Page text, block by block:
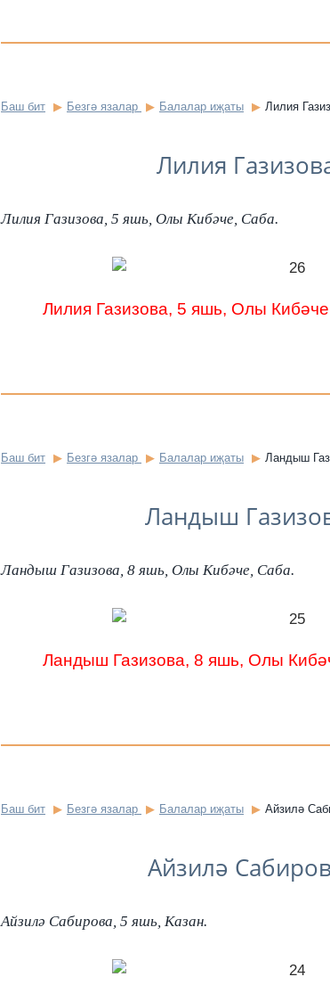
Баш бит Безгә язалар Балалар иҗаты Лилия
Лилия
Лилия Газизова, 5 яшь, Олы Кибәче, Саба.
Лилия Газизова, 5 яшь, Олы
Баш бит Безгә язалар Балалар иҗаты Ландыш
Ландыш
Ландыш Газизова, 8 яшь, Олы Кибәче, Саба.
Ландыш Газизова, 8 яшь, Олы
Баш бит Безгә язалар Балалар иҗаты Айзилә
Айзилә
Айзилә Сабирова, 5 яшь, Казан.